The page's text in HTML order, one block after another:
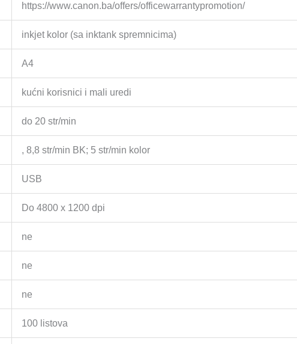
https://www.canon.ba/offers/officewarrantypromotion/
inkjet kolor (sa inktank spremnicima)
A4
kućni korisnici i mali uredi
do 20 str/min
, 8,8 str/min BK; 5 str/min kolor
USB
Do 4800 x 1200 dpi
ne
ne
ne
100 listova